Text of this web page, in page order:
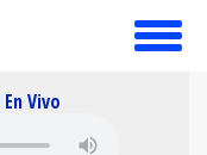
toggle
En Vivo